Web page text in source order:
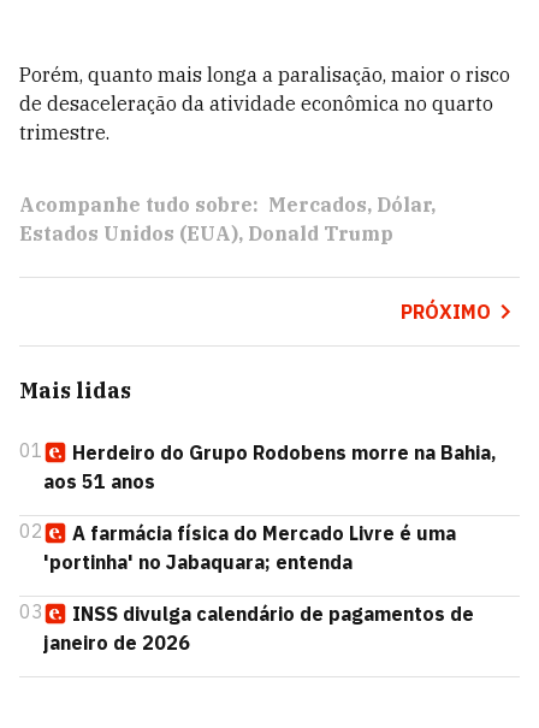
Porém, quanto mais longa a paralisação, maior o risco
de desaceleração da atividade econômica no quarto
trimestre.
Acompanhe tudo sobre: Mercados Dólar
Estados Unidos (EUA) Donald Trump
PRÓXIMO
Mais lidas
01
Herdeiro do Grupo Rodobens morre na Bahia,
aos 51 anos
02
A farmácia física do Mercado Livre é uma
'portinha' no Jabaquara; entenda
03
INSS divulga calendário de pagamentos de
janeiro de 2026